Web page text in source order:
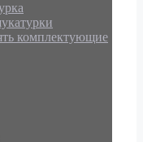
комплектующие